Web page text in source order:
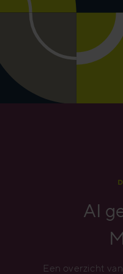
AI
Een overzicht